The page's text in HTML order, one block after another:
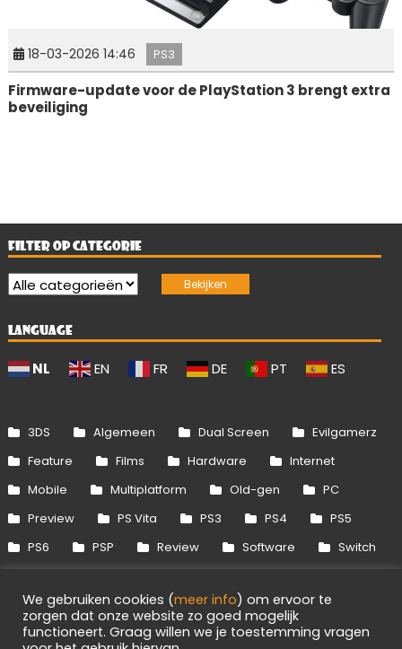
18-03-2026 14:46 PS3
Firmware-update voor de PlayStation 3 brengt extra
beveiliging
FILTER OP CATEGORIE
LANGUAGE
NL EN FR DE PT ES
3DS Algemeen Dual Screen
Evilgamerz
Feature
Films Hardware
Internet
Mobile
Multiplatform Old-gen
PC
Preview
PS Vita PS3 PS4
PS5
PS6
PSP Review Software
Switch
Xbox 360
Xbox One Xbox Series
We gebruiken cookies (meer info) om ervoor te
zorgen dat onze website zo goed mogelijk
functioneert. Graag willen we je toestemming vragen